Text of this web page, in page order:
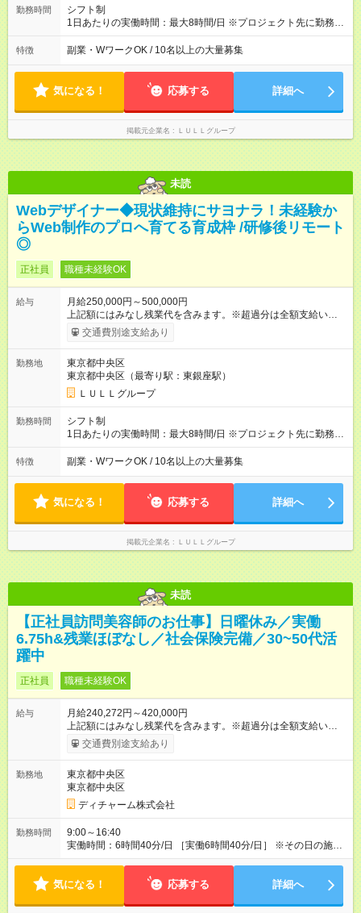
績賞与あり ◤スキルアップも、収入アップも。◢ 入社後の成長
や頑張りは、しっかり給与で還元しています。 実際にほぼ全員
上アップした社員も。 エンジニアへの還元率は業界高水準の
87％。 スキルを磨いた分だけ、収入アップも目指せる環境で
す！ 【試用期間】試用期間あり 試用期間の長さ：6ヶ月 ※ 雇用
形態と給与に、本採用時と異なる部分があります。 雇用形態：
中途採用（契約社員） 給与：月給 230,000円以上 上記額にはみ
なし残業代を含みます。※超過分は全額支給いたします。 みな
別途支給いたします ※研修期間中（最大12ヶ月間）も、試用期
勤務時間
シフト制
1日あたりの実働時間：最大8時間/日 ※プロジェクト先に勤務時
間は異なります 【シフト例】 ・10時00分～19時00分 ・9時00
分～18時00分 平均残業時間：月10時間以内
特徴 副業・WワークOK / 10名以上の大量募集
気になる！ 応募する 詳細へ
掲載元企業名 ＬＵＬＬグループ
未読
Webデザイナー◆現状維持にサヨナラ！未経験か
らWeb制作のプロへ育てる育成枠 /研修後リモート
◎
正社員 職種未経験OK
給与
月給250,000円～500,000円
上記額にはみなし残業代を含みます。※超過分は全額支給いたし
ます。 みなし残業代 21,675円／月 みなし残業時間 12時間／月 -
------------------------------------------------------- ≪経験者の方は以下と
万円～＋業績賞与＋交通費＋各種手当 ※固定残業代（30時間/6
万6，610円分）を含む。超過分は追加支給いたします 能力やス
キルを考慮し初任給を決定。経験者の方は前給考慮も可能で
す！ ◎昇給年1回（研修終了後） ◎賞与年2回（2月・8月）＋業
績賞与あり ◤スキルアップも、収入アップも。◢ 入社後の成長
や頑張りは、しっかり給与で還元しています。 実際にほぼ全員
上アップした社員も。 エンジニアへの還元率は業界高水準の
87％。 スキルを磨いた分だけ、収入アップも目指せる環境で
す！ 【試用期間】試用期間あり 試用期間の長さ：6ヶ月 ※ 雇用
形態と給与に、本採用時と異なる部分があります。 雇用形態：
中途採用（契約社員） 給与：月給 230,000円以上 上記額にはみ
なし残業代を含みます。※超過分は全額支給いたします。 みな
別途支給いたします ※研修期間中（最大12ヶ月間）も、試用期
交通費別途支給あり
勤務地
東京都中央区
東京都中央区（最寄り駅：東銀座駅）
ＬＵＬＬグループ
勤務時間
シフト制
1日あたりの実働時間：最大8時間/日 ※プロジェクト先に勤務時
間は異なります 【シフト例】 ・10時00分～19時00分 ・9時00
分～18時00分 平均残業時間：月10時間以内
特徴 副業・WワークOK / 10名以上の大量募集
気になる！ 応募する 詳細へ
掲載元企業名 ＬＵＬＬグループ
未読
【正社員訪問美容師のお仕事】日曜休み／実働
6.75h&残業ほぼなし／社会保険完備／30~50代活
躍中
正社員 職種未経験OK
給与
月給240,272円～420,000円
上記額にはみなし残業代を含みます。※超過分は全額支給いたし
ます。 みなし残業代 56,772円／月 みなし残業時間 41.5時間／
月 【みなし残業について】 みなし残業には帰宅時間と帰宅後の
働がなくても固定の手当としてお支払いしています。 施設での
稼働が長引いた場合、その分の残業代をお支払いいたします。
【モデル年収】 入社2年目/チーフスタイリスト/40代：29万円
（週5日勤務、担当業務手当含む） 入社4年目/チームリーダ
ー/50代：35万円（週5日勤務、自家用車手当、担当業務手当含
む） 入社12年目/エリアマネージャー/40代：55万円（週6日勤
昇給あり 【各種手当】 土曜手当：1，000円、祝日手当：2，
000円 自家用車手当：25，000～35，000円（居住地域によ
る）、遠距離手当：移動距離・移動方法に応じて支給 各種担当
業務手当：担当業務・エリアに応じて支給 その他手当（通信手
交通費別途支給あり
勤務地
東京都中央区
東京都中央区
ディチャーム株式会社
勤務時間
9:00～16:40
実働時間：6時間40分/日 ［実働6時間40分/日］ ※その日の施術
が早く終わった場合早めに帰宅できます。早めに帰宅の場合も
10時間程度、介護施設への訪問となるので遅くとも18時頃には
気になる！ 応募する 詳細へ